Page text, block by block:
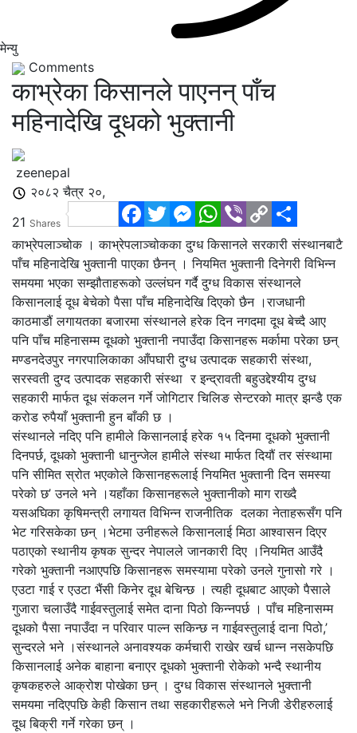
मेन्यु
Comments
काभ्रेका किसानले पाएनन् पाँच
महिनादेखि दूधको भुक्तानी
zeenepal
२०८२ चैत्र २०,
21 Shares
Facebook
TwitterMessenger
WhatsApp
ViberCopy
Link
काभ्रेपलाञ्चोक । काभ्रेपलाञ्चोकका दुग्ध किसानले सरकारी संस्थानबाटै
पाँच महिनादेखि भुक्तानी पाएका छैनन् । नियमित भुक्तानी दिनेगरी विभिन्न
समयमा भएका सम्झौताहरूको उल्लंघन गर्दै दुग्ध विकास संस्थानले
किसानलाई दूध बेचेको पैसा पाँच महिनादेखि दिएको छैन ।राजधानी
काठमाडौं लगायतका बजारमा संस्थानले हरेक दिन नगदमा दूध बेच्दै आए
पनि पाँच महिनासम्म दूधको भुक्तानी नपाउँदा किसानहरू मर्कामा परेका छन्
मण्डनदेउपुर नगरपालिकाका आँपघारी दुग्ध उत्पादक सहकारी संस्था,
सरस्वती दुग्द उत्पादक सहकारी संस्था र इन्द्रावती बहुउद्देश्यीय दुग्ध
सहकारी मार्फत दूध संकलन गर्ने जोगिटार चिलिङ सेन्टरको मात्र झन्डै एक
करोड रुपैयाँ भुक्तानी हुन बाँकी छ ।
संस्थानले नदिए पनि हामीले किसानलाई हरेक १५ दिनमा दूधको भुक्तानी
दिनपर्छ, दूधको भुक्तानी धानुन्जेल हामीले संस्था मार्फत दियौं तर संस्थामा
पनि सीमित स्रोत भएकोले किसानहरूलाई नियमित भुक्तानी दिन समस्या
परेको छ’ उनले भने ।यहाँका किसानहरूले भुक्तानीको माग राख्दै
यसअघिका कृषिमन्त्री लगायत विभिन्न राजनीतिक दलका नेताहरूसँग पनि
भेट गरिसकेका छन् ।भेटमा उनीहरूले किसानलाई मिठा आश्वासन दिएर
पठाएको स्थानीय कृषक सुन्दर नेपालले जानकारी दिए ।नियमित आउँदै
गरेको भुक्तानी नआएपछि किसानहरू समस्यामा परेको उनले गुनासो गरे ।
एउटा गाई र एउटा भैंसी किनेर दूध बेचिन्छ । त्यही दूधबाट आएको पैसाले
गुजारा चलाउँदै गाईवस्तुलाई समेत दाना पिठो किन्नपर्छ । पाँच महिनासम्म
दूधको पैसा नपाउँदा न परिवार पाल्न सकिन्छ न गाईवस्तुलाई दाना पिठो,’
सुन्दरले भने ।संस्थानले अनावश्यक कर्मचारी राखेर खर्च धान्न नसकेपछि
किसानलाई अनेक बाहाना बनाएर दूधको भुक्तानी रोकेको भन्दै स्थानीय
कृषकहरुले आक्रोश पोखेका छन् । दुग्ध विकास संस्थानले भुक्तानी
समयमा नदिएपछि केही किसान तथा सहकारीहरूले भने निजी डेरीहरुलाई
दूध बिक्री गर्ने गरेका छन् ।